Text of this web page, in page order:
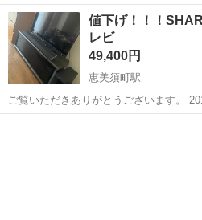
50 奥25 リモコンセットとなります 通常使用だったので 特に目立った
汚れ傷などはありません
大阪 大阪市 恵美須町駅
値下げ！！！
レビ
49,400円
恵美須町駅
ご覧いただきありがとうございます。 2019年式で、トータル価格は20
万円以上しました。購入して1年ちょい